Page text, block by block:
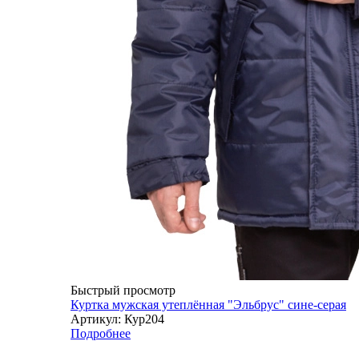
Быстрый просмотр
Куртка мужская утеплённая "Эльбрус" сине-серая
Артикул: Кур204
Подробнее